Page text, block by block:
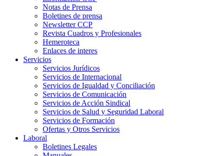
Notas de Prensa
Boletines de prensa
Newsletter CCP
Revista Cuadros y Profesionales
Hemeroteca
Enlaces de interes
Servicios
Servicios Jurídicos
Servicios de Internacional
Servicios de Igualdad y Conciliación
Servicios de Comunicación
Servicios de Acción Sindical
Servicios de Salud y Seguridad Laboral
Servicios de Formación
Ofertas y Otros Servicios
Laboral
Boletines Legales